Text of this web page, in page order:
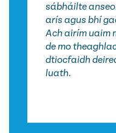
sábháilte
arís agus bhí
Ach airím uaim
de mo
dtiocfaidh
luath.